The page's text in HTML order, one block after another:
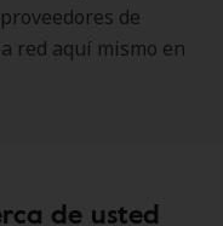
de
red aquí mismo en
de usted